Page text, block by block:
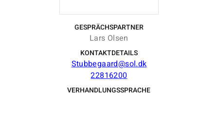
GESPRÄCHSPARTNER
Lars Olsen
KONTAKTDETAILS
Stubbegaard@sol.dk
22816200
VERHANDLUNGSSPRACHE